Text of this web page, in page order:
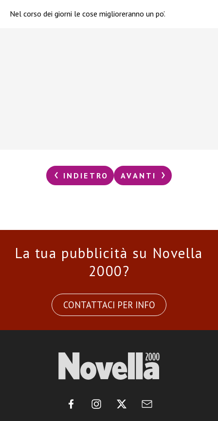
Nel corso dei giorni le cose miglioreranno un po’.
INDIETRO AVANTI
La tua pubblicità su Novella
2000?
CONTATTACI PER INFO